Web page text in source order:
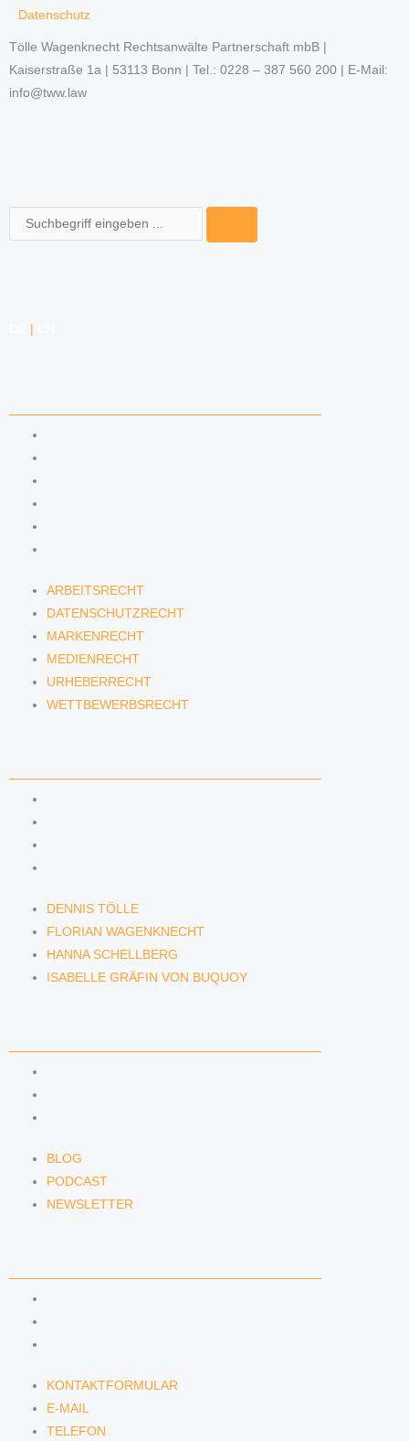
Datenschutz
Tölle Wagenknecht Rechtsanwälte Partnerschaft mbB |
Kaiserstraße 1a | 53113 Bonn | Tel.: 0228 – 387 560 200 | E-Mail:
info@tww.law
Suche
|
ARBEITSRECHT
DATENSCHUTZRECHT
MARKENRECHT
MEDIENRECHT
URHEBERRECHT
WETTBEWERBSRECHT
DENNIS TÖLLE
FLORIAN WAGENKNECHT
HANNA SCHELLBERG
ISABELLE GRÄFIN VON BUQUOY
BLOG
PODCAST
NEWSLETTER
KONTAKTFORMULAR
E-MAIL
TELEFON